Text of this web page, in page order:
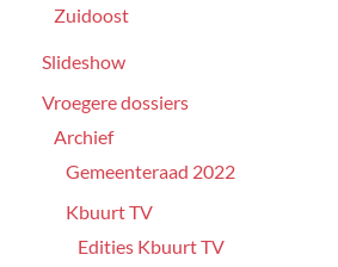
Zuidoost
Slideshow
Vroegere dossiers
Archief
Gemeenteraad 2022
Kbuurt TV
Edities Kbuurt TV